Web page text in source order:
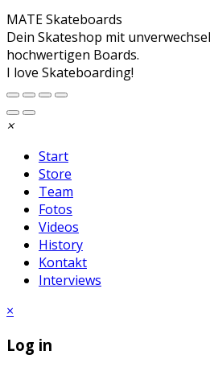
MATE Skateboards
Dein Skateshop mit
hochwertigen Boards.
I love Skateboarding!
×
Start
Store
Team
Fotos
Videos
History
Kontakt
Interviews
×
Log in